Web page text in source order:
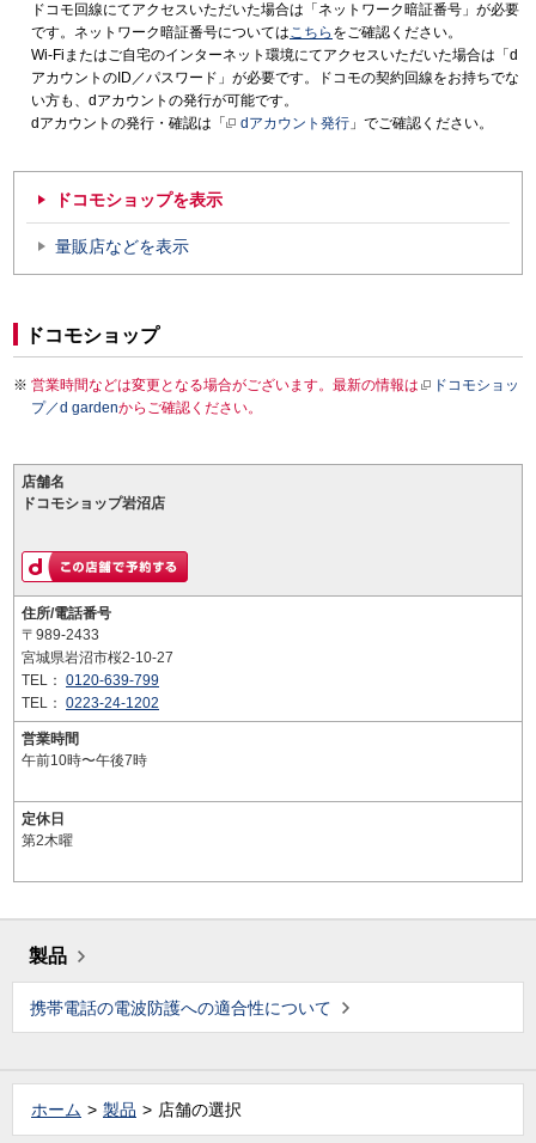
ドコモ回線にてアクセスいただいた場合は「ネットワーク暗証番号」が必要
です。ネットワーク暗証番号についてはこちら をご確認ください。
Wi-Fiまたはご自宅のインターネット環境にてアクセスいただいた場合は「d
アカウントのID／パスワード」が必要です。ドコモの契約回線をお持ちでな
い方も、dアカウントの発行が可能です。
dアカウントの発行・確認は「
dアカウント発行 」でご確認ください。
ドコモショップを表示
量販店などを表示
ドコモショップ
営業時間などは変更となる場合がございます。最新の情報は
ドコモショッ
プ／d gardenからご確認ください。
店舗名
ドコモショップ岩沼店
住所/電話番号
〒989-2433
宮城県岩沼市桜2-10-27
TEL： 0120-639-799
TEL： 0223-24-1202
営業時間
午前10時〜午後7時
定休日
第2木曜
製品
携帯電話の電波防護への適合性について
ホーム 製品 店舗の選択